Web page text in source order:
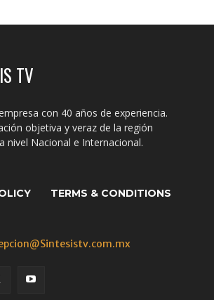
TV
con 40 años de experiencia.
objetiva y veraz de la región
nivel Nacional e Internacional.
TERMS & CONDITIONS